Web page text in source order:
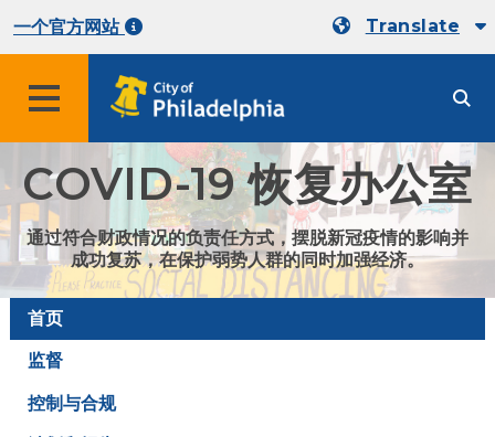
一个官方网站 Translate
COVID-19 恢复办公室
通过符合财政情况的负责任方式，摆脱新冠疫情的影响并
成功复苏，在保护弱势人群的同时加强经济。
首页
监督
控制与合规